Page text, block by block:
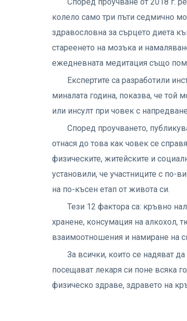
Според проучване от 2018 г.
колело само три пъти седмично
здравословна за сърцето диета
стареенето на мозъка и
ежедневната медитация също
Експертите са разработили
миналата година, показва, че той
или инсулт при човек с
Според проучването,
отнася до това как човек се
физическите, житейските и
установили, че участниците с по-
на по-късен етап от живота си.
Тези 12 фактора са: кръвно
хранене, консумация на алкохол,
взаимоотношения и намиране на
За всички, които се надяват
посещават лекаря си поне всяка
физическо здраве, здравето на